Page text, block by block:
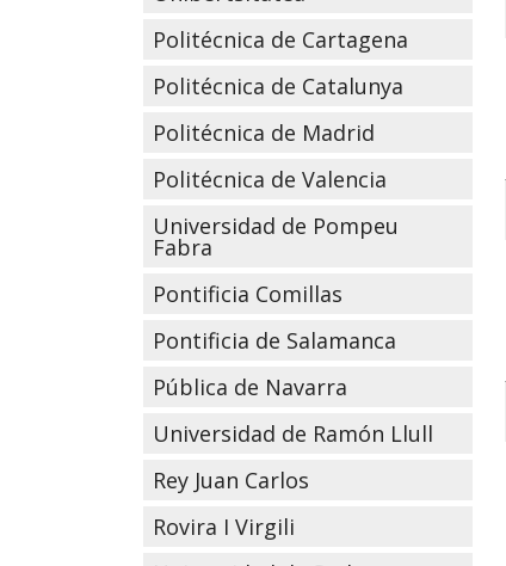
Politécnica de Cartagena
Politécnica de Catalunya
Politécnica de Madrid
Politécnica de Valencia
Universidad de Pompeu
Fabra
Pontificia Comillas
Pontificia de Salamanca
Pública de Navarra
Universidad de Ramón Llull
Rey Juan Carlos
Rovira I Virgili